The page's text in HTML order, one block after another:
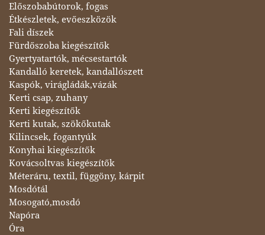
Előszobabútorok, fogas
Étkészletek, evőeszközök
Fali díszek
Fürdőszoba kiegészítők
Gyertyatartók, mécsestartók
Kandalló keretek, kandallószett
Kaspók, virágládák,vázák
Kerti csap, zuhany
Kerti kiegészítők
Kerti kutak, szökőkutak
Kilincsek, fogantyúk
Konyhai kiegészítők
Kovácsoltvas kiegészítők
Méteráru, textil, függöny, kárpit
Mosdótál
Mosogató,mosdó
Napóra
Óra